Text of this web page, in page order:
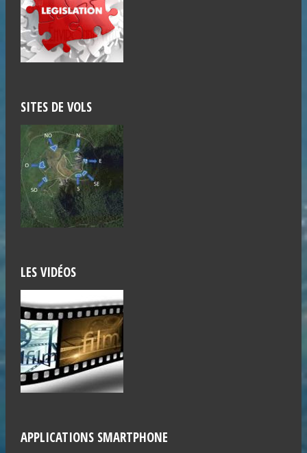
SITES DE VOLS
LES VIDÉOS
APPLICATIONS SMARTPHONE